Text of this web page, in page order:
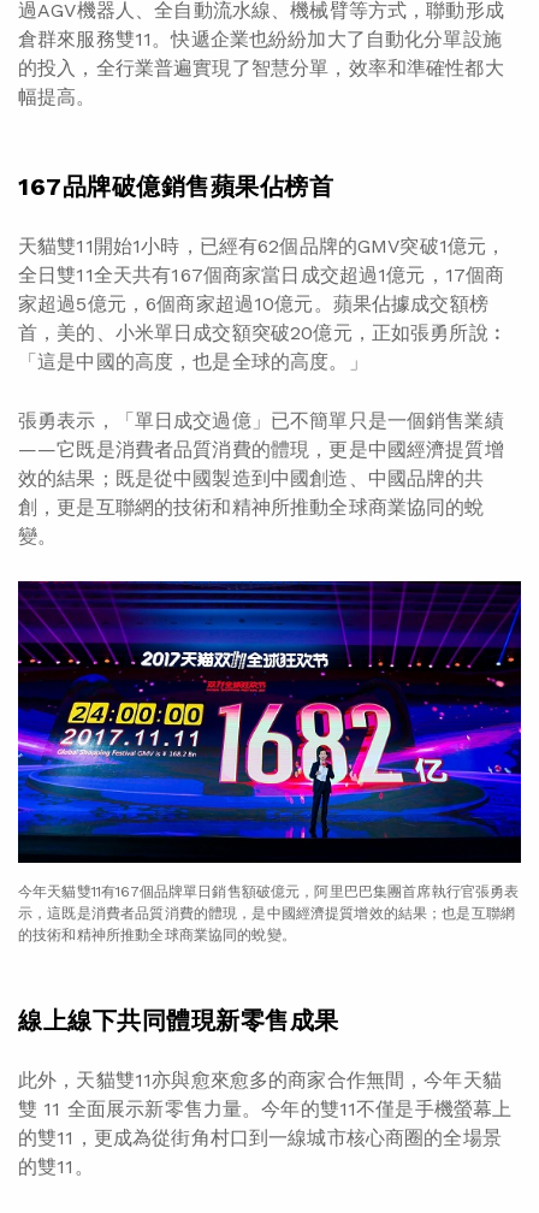
過AGV機器人、全自動流水線、機械臂等方式，聯動形成
倉群來服務雙11。快遞企業也紛紛加大了自動化分單設施
的投入，全行業普遍實現了智慧分單，效率和準確性都大
幅提高。
167品牌破億銷售蘋果佔榜首
天貓雙11開始1小時，已經有62個品牌的GMV突破1億元，
全日雙11全天共有167個商家當日成交超過1億元，17個商
家超過5億元，6個商家超過10億元。蘋果佔據成交額榜
首，美的、小米單日成交額突破20億元，正如張勇所說︰
「這是中國的高度，也是全球的高度。」
張勇表示，「單日成交過億」已不簡單只是一個銷售業績
——它既是消費者品質消費的體現，更是中國經濟提質增
效的結果；既是從中國製造到中國創造、中國品牌的共
創，更是互聯網的技術和精神所推動全球商業協同的蛻
變。
今年天貓雙11有167個品牌單日銷售額破億元，阿里巴巴集團首席執行官張勇表
示，這既是消費者品質消費的體現，是中國經濟提質增效的結果；也是互聯網
的技術和精神所推動全球商業協同的蛻變。
線上線下共同體現新零售成果
此外，天貓雙11亦與愈來愈多的商家合作無間，今年天貓
雙 11 全面展示新零售力量。今年的雙11不僅是手機螢幕上
的雙11，更成為從街角村口到一線城市核心商圈的全場景
的雙11。